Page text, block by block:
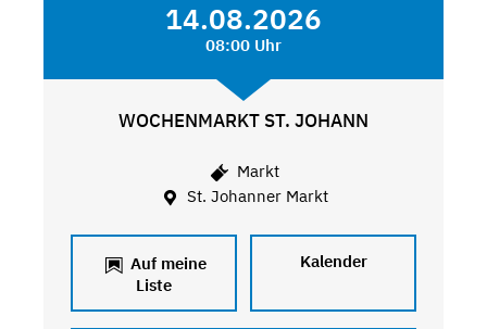
14.08.2026
08:00 Uhr
WOCHENMARKT ST. JOHANN
Markt
St. Johanner Markt
Auf meine
Liste
Kalender